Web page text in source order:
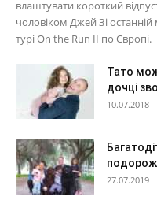
влаштувати короткий
чоловіком Джей Зі
турі On the Run II по Європі.
Тато
дочці
10.07.2018
27.07.2019